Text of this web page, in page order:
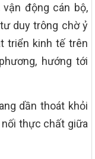
vận động cán bộ,
duy trông chờ ỷ
triển kinh tế trên
hướng tới
dần thoát khỏi
thực chất giữa